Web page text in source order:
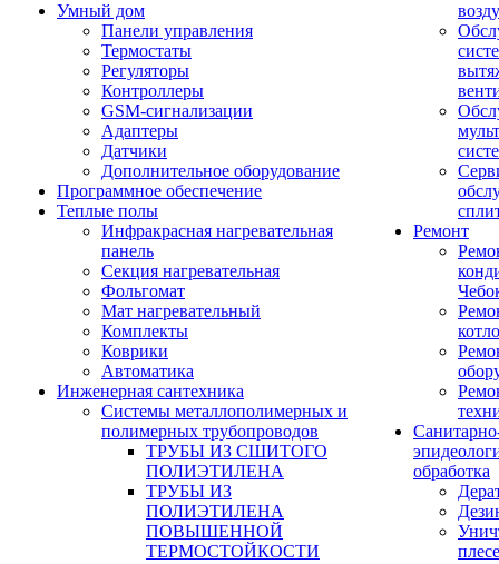
Умный дом
Панели управления
Термостаты
Регуляторы
Контроллеры
GSM-сигнализации
Адаптеры
Датчики
Дополнительное оборудование
Программное обеспечение
Теплые полы
Инфракрасная нагревательная
панель
Секция нагревательная
Фольгомат
Мат нагревательный
Комплекты
Коврики
Автоматика
Инженерная сантехника
Системы металлополимерных и
полимерных трубопроводов
ТРУБЫ ИЗ СШИТОГО
ПОЛИЭТИЛЕНА
ТРУБЫ ИЗ
ПОЛИЭТИЛЕНА
ПОВЫШЕННОЙ
ТЕРМОСТОЙКОСТИ
Ремонт
обработка